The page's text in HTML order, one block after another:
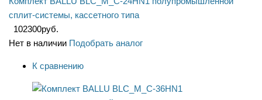
сплит-системы, кассетного типа
102300руб.
Нет в наличии Подобрать аналог
К сравнению